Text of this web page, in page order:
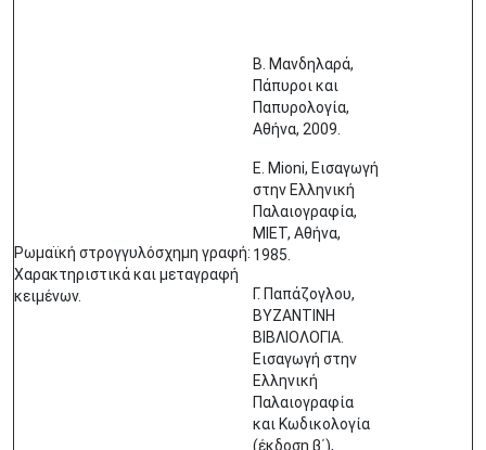
Ρωμαϊκή στρογγυλόσχημη γραφή:
Χαρακτηριστικά και μεταγραφή
κειμένων.
Β. Μανδηλαρά,
Πάπυροι και
Παπυρολογία,
Αθήνα, 2009.
E. Mioni, Εισαγωγή
στην Ελληνική
Παλαιογραφία,
ΜΙΕΤ, Αθήνα,
1985.
Γ. Παπάζογλου,
ΒΥΖΑΝΤΙΝΗ
ΒΙΒΛΙΟΛΟΓΙΑ.
Εισαγωγή στην
Ελληνική
Παλαιογραφία
και Κωδικολογία
(έκδοση β΄),